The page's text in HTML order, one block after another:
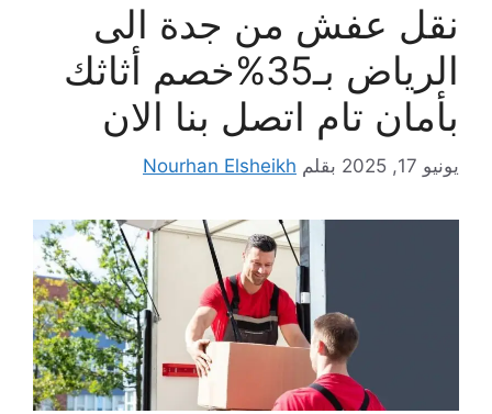
نقل عفش من جدة الى
الرياض بـ35%خصم أثاثك
بأمان تام اتصل بنا الان
يونيو 17, 2025 بقلم Nourhan Elsheikh